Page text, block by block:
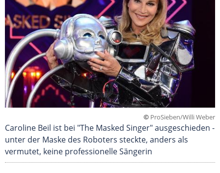
© ProSieben/Willi Weber
Caroline Beil ist bei "The Masked Singer" ausgeschieden -
unter der Maske des Roboters steckte, anders als
vermutet, keine professionelle Sängerin